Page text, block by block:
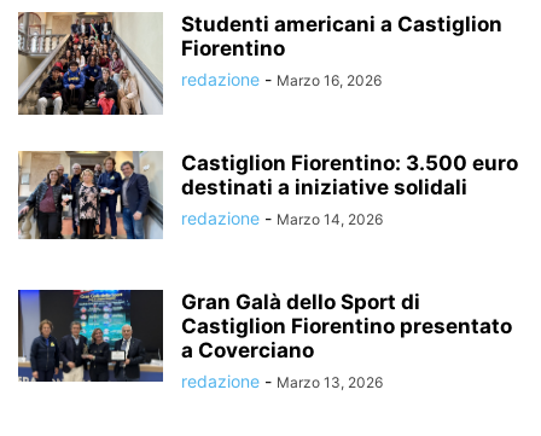
Studenti americani a Castiglion
Fiorentino
redazione - Marzo 16, 2026
Castiglion Fiorentino: 3.500 euro
destinati a iniziative solidali
redazione - Marzo 14, 2026
Gran Galà dello Sport di
Castiglion Fiorentino presentato
a Coverciano
redazione - Marzo 13, 2026